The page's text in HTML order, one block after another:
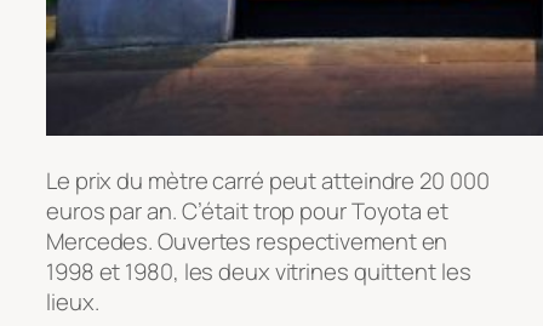
Le prix du mètre carré peut atteindre 20 000
euros par an. C’était trop pour Toyota et
Mercedes. Ouvertes respectivement en
1998 et 1980, les deux vitrines quittent les
lieux.